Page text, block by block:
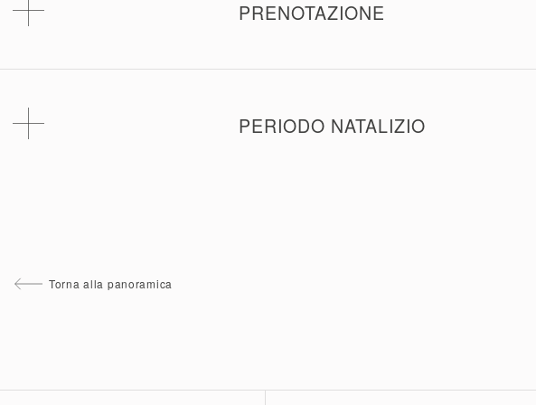
PRENOTAZIONE
PERIODO NATALIZIO
Torna alla panoramica